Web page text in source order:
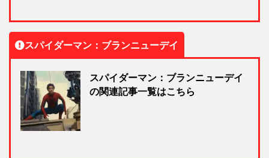
スパイダーマン：ブランニューデイ
スパイダーマン：ブランニューデイ
の関連記事一覧はこちら